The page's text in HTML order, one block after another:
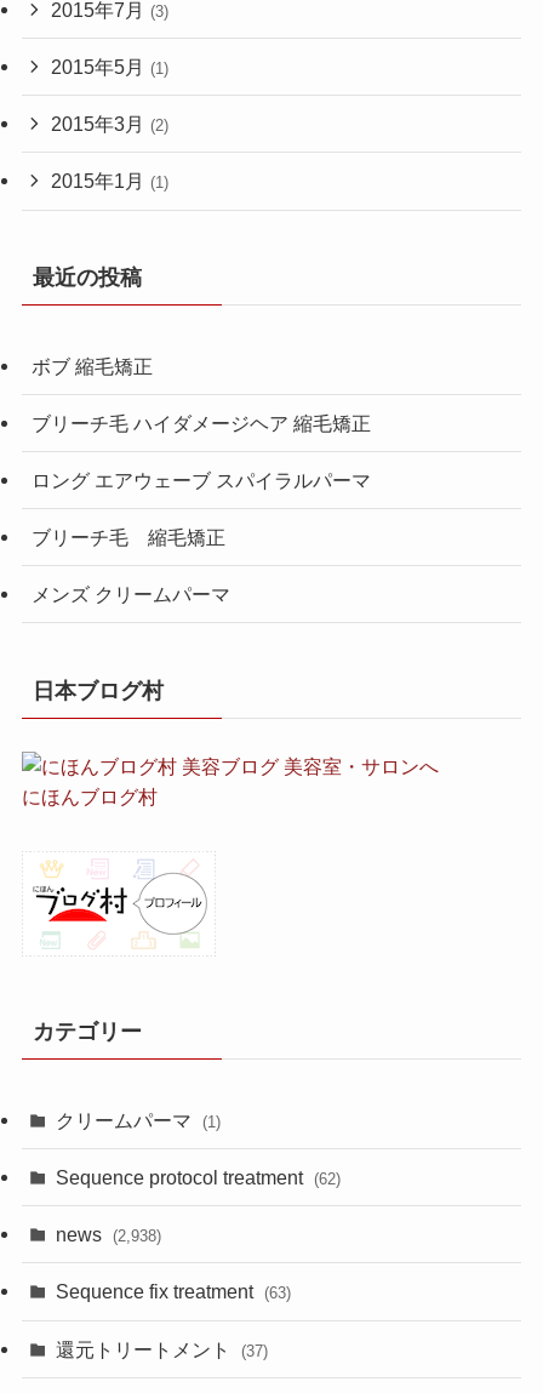
2015年7月 (3)
2015年5月 (1)
2015年3月 (2)
2015年1月 (1)
最近の投稿
ボブ 縮毛矯正
ブリーチ毛 ハイダメージヘア 縮毛矯正
ロング エアウェーブ スパイラルパーマ
ブリーチ毛 縮毛矯正
メンズ クリームパーマ
日本ブログ村
にほんブログ村
カテゴリー
クリームパーマ (1)
Sequence protocol treatment (62)
news (2,938)
Sequence fix treatment (63)
還元トリートメント (37)